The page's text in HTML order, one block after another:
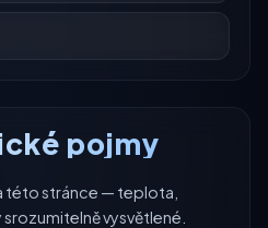
pojmy
této stránce — teplota,
vysvětlené.